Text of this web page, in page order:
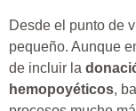
Desde el punto de
pequeño. Aunque
de incluir la
hemopoyéticos,